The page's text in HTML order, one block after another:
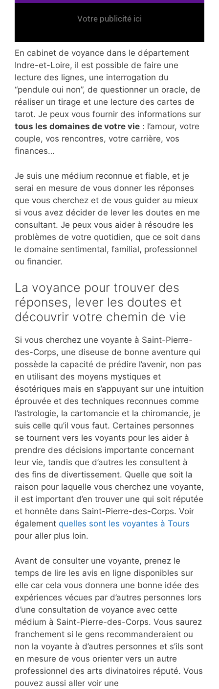
Votre publicité ici
En cabinet de voyance dans le département
Indre-et-Loire, il est possible de faire une
lecture des lignes, une interrogation du
“pendule oui non”, de questionner un oracle, de
réaliser un tirage et une lecture des cartes de
tarot. Je peux vous fournir des informations sur
tous les domaines de votre vie : l’amour, votre
couple, vos rencontres, votre carrière, vos
finances…
Je suis une médium reconnue et fiable, et je
serai en mesure de vous donner les réponses
que vous cherchez et de vous guider au mieux
si vous avez décider de lever les doutes en me
consultant. Je peux vous aider à résoudre les
problèmes de votre quotidien, que ce soit dans
le domaine sentimental, familial, professionnel
ou financier.
La voyance pour trouver des
réponses, lever les doutes et
découvrir votre chemin de vie
Si vous cherchez une voyante à Saint-Pierre-
des-Corps, une diseuse de bonne aventure qui
possède la capacité de prédire l’avenir, non pas
en utilisant des moyens mystiques et
ésotériques mais en s’appuyant sur une intuition
éprouvée et des techniques reconnues comme
l’astrologie, la cartomancie et la chiromancie, je
suis celle qu’il vous faut. Certaines personnes
se tournent vers les voyants pour les aider à
prendre des décisions importante concernant
leur vie, tandis que d’autres les consultent à
des fins de divertissement. Quelle que soit la
raison pour laquelle vous cherchez une voyante,
il est important d’en trouver une qui soit réputée
et honnête dans Saint-Pierre-des-Corps. Voir
également quelles sont les voyantes à Tours
pour aller plus loin.
Avant de consulter une voyante, prenez le
temps de lire les avis en ligne disponibles sur
elle car cela vous donnera une bonne idée des
expériences vécues par d’autres personnes lors
d’une consultation de voyance avec cette
médium à Saint-Pierre-des-Corps. Vous saurez
franchement si le gens recommanderaient ou
non la voyante à d’autres personnes et s’ils sont
en mesure de vous orienter vers un autre
professionnel des arts divinatoires réputé. Vous
pouvez aussi aller voir une